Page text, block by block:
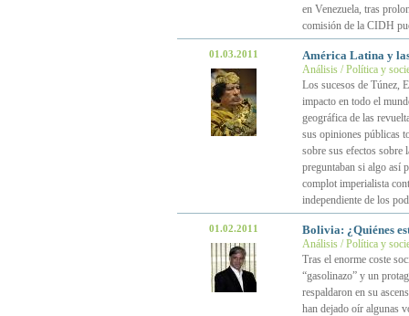
en Venezuela, tras
comisión de la CIDH
01.03.2011 América Latina y
Análisis / Política y
Los sucesos de Túnez,
impacto en todo el
geográfica de las
sus opiniones públicas
sobre sus efectos sobre
preguntaban si algo así
complot imperialista
independiente de los
01.02.2011 Bolivia: ¿Quiénes
Análisis / Política y
Tras el enorme coste
“gasolinazo” y un
respaldaron en su
han dejado oír algunas